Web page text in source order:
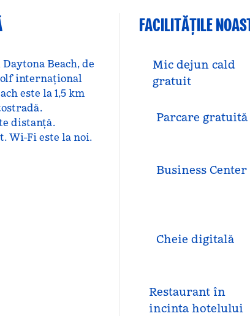
Beach, de
internațional
este la 1,5 km
distanță.
Wi-Fi este la noi.
FACILITĂŢILE
Mic dejun cald
gratuit
Parcare gratuită
Business Center
Cheie digitală
Restaurant în
incinta hotelului